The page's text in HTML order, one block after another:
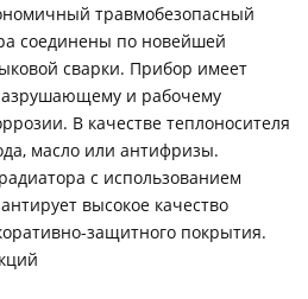
травмобезопасный
соединены по новейшей
сварки. Прибор имеет
и рабочему
В качестве теплоносителя
масло или антифризы.
с использованием
высокое качество
защитного покрытия.